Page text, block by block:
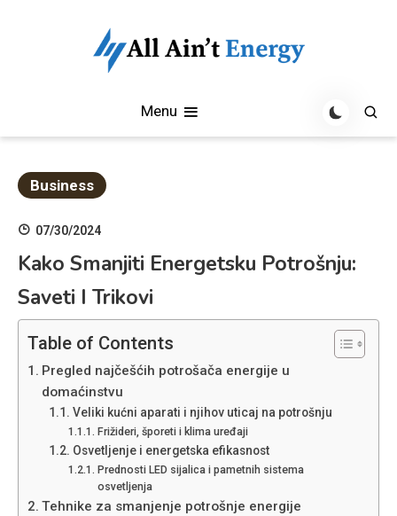
All Aint EnergyMenu
Business
07/30/2024
Kako Smanjiti Energetsku Potrošnju:
Saveti I Trikovi
Table of Contents
Pregled najčešćih potrošača energije u
domaćinstvu
Veliki kućni aparati i njihov uticaj na potrošnju
Frižideri, šporeti i klima uređaji
Osvetljenje i energetska efikasnost
Prednosti LED sijalica i pametnih sistema
osvetljenja
Tehnike za smanjenje potrošnje energije